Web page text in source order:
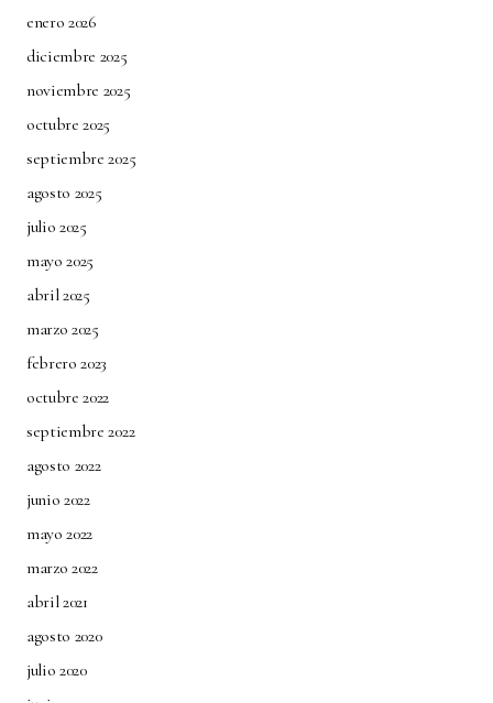
enero 2026
diciembre 2025
noviembre 2025
octubre 2025
septiembre 2025
agosto 2025
julio 2025
mayo 2025
abril 2025
marzo 2025
febrero 2023
octubre 2022
septiembre 2022
agosto 2022
junio 2022
mayo 2022
marzo 2022
abril 2021
agosto 2020
julio 2020